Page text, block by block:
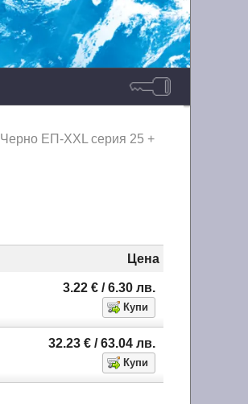
Черно ЕП-XXL серия 25 +
Цена
3.22€ / 6.30лв.
32.23€ / 63.04лв.